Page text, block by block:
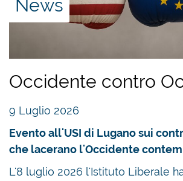
News
Occidente contro
9 Luglio 2026
Evento all'USI di Lugano sui
che lacerano l'Occidente
L'8 luglio 2026 l'Istituto Liberale